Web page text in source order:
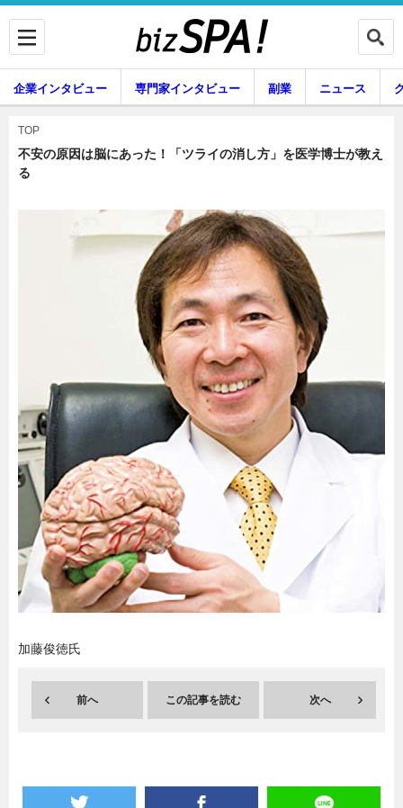
専門家インタビュー
ニュース
スキル
エンタメ
連載一覧
企業インタビュー 専門家インタビュー 副業 ニュース
暮らし
TOP
不安の原因は脳にあった！「ツライの消し方」を医学博士が教え
る
加藤俊徳氏
前へ この記事を読む 次へ